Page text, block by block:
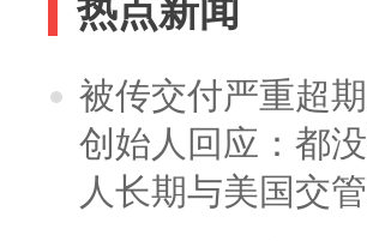
热点新闻
被传交付严重超
创始人回应：都
人长期与美国交